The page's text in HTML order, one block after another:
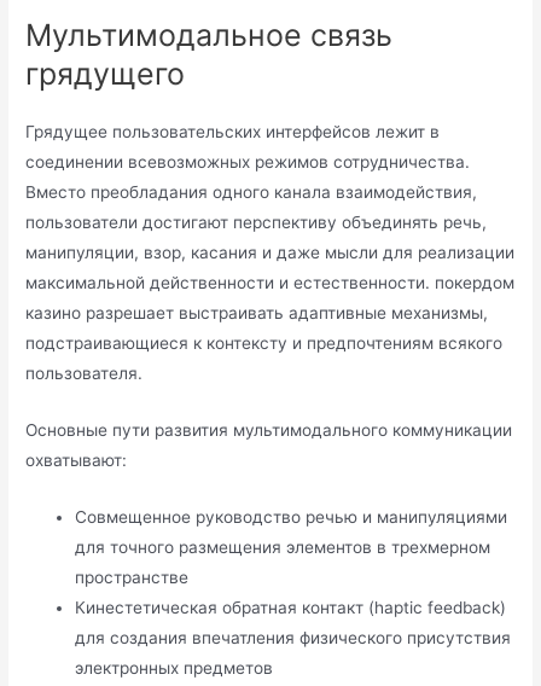
Мультимодальное связь
грядущего
Грядущее пользовательских интерфейсов лежит в
соединении всевозможных режимов сотрудничества.
Вместо преобладания одного канала взаимодействия,
пользователи достигают перспективу объединять речь,
манипуляции, взор, касания и даже мысли для реализации
максимальной действенности и естественности. покердом
казино разрешает выстраивать адаптивные механизмы,
подстраивающиеся к контексту и предпочтениям всякого
пользователя.
Основные пути развития мультимодального коммуникации
охватывают:
Совмещенное руководство речью и манипуляциями
для точного размещения элементов в трехмерном
пространстве
Кинестетическая обратная контакт (haptic feedback)
для создания впечатления физического присутствия
электронных предметов